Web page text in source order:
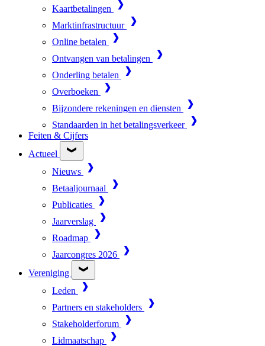
Kaartbetalingen
Marktinfrastructuur
Online betalen
Ontvangen van betalingen
Onderling betalen
Overboeken
Bijzondere rekeningen en diensten
Standaarden in het betalingsverkeer
Feiten & Cijfers
Actueel
Nieuws
Betaaljournaal
Publicaties
Jaarverslag
Roadmap
Jaarcongres 2026
Vereniging
Leden
Partners en stakeholders
Stakeholderforum
Lidmaatschap